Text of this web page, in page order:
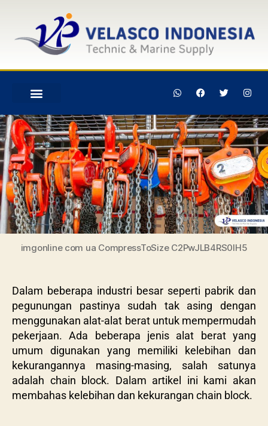
imgonline com ua CompressToSize C2PwJLB4RS0IH5
Dalam beberapa industri besar seperti pabrik dan
pegunungan pastinya sudah tak asing dengan
menggunakan alat-alat berat untuk mempermudah
pekerjaan. Ada beberapa jenis alat berat yang
umum digunakan yang memiliki kelebihan dan
kekurangannya masing-masing, salah satunya
adalah chain block. Dalam artikel ini kami akan
membahas kelebihan dan kekurangan chain block.